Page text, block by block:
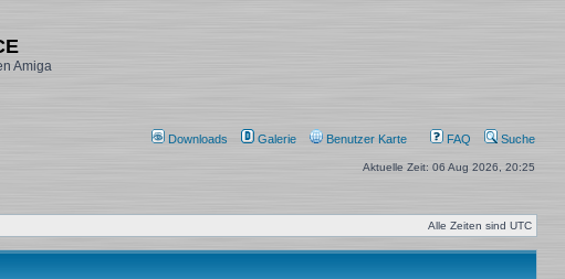
Amiga
Downloads Galerie Benutzer Karte FAQ Suche
Aktuelle Zeit: 06 Aug 2026, 20:25
Alle Zeiten sind UTC